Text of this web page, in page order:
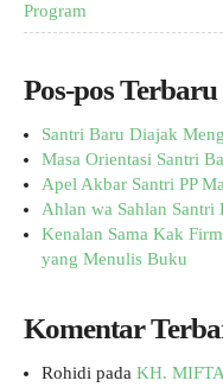
Program
Pos-pos Terbaru
Santri Baru Diajak
Masa Orientasi Santri
Apel Akbar Santri PP
Ahlan wa Sahlan Santri
Kenalan Sama Kak
yang Menulis Buku
Komentar
Rohidi pada KH.